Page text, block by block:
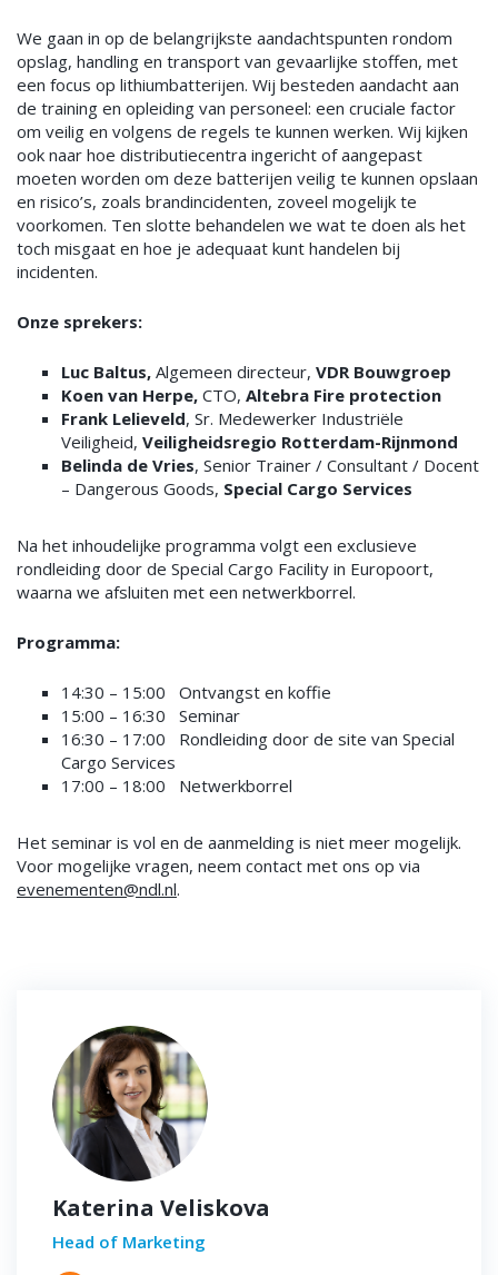
We gaan in op de belangrijkste aandachtspunten rondom
opslag, handling en transport van gevaarlijke stoffen, met
een focus op lithiumbatterijen. Wij besteden aandacht aan
de training en opleiding van personeel: een cruciale factor
om veilig en volgens de regels te kunnen werken. Wij kijken
ook naar hoe distributiecentra ingericht of aangepast
moeten worden om deze batterijen veilig te kunnen opslaan
en risico’s, zoals brandincidenten, zoveel mogelijk te
voorkomen. Ten slotte behandelen we wat te doen als het
toch misgaat en hoe je adequaat kunt handelen bij
incidenten.
Onze sprekers:
Luc Baltus, Algemeen directeur, VDR Bouwgroep
Koen van Herpe, CTO, Altebra Fire protection
Frank Lelieveld, Sr. Medewerker Industriële
Veiligheid, Veiligheidsregio Rotterdam-Rijnmond
Belinda de Vries, Senior Trainer / Consultant / Docent
– Dangerous Goods, Special Cargo Services
Na het inhoudelijke programma volgt een exclusieve
rondleiding door de Special Cargo Facility in Europoort,
waarna we afsluiten met een netwerkborrel.
Programma:
14:30 – 15:00 Ontvangst en koffie
15:00 – 16:30 Seminar
16:30 – 17:00 Rondleiding door de site van Special
Cargo Services
17:00 – 18:00 Netwerkborrel
Het seminar is vol en de aanmelding is niet meer mogelijk.
Voor mogelijke vragen, neem contact met ons op via
evenementen@ndl.nl.
Katerina Veliskova
Head of Marketing